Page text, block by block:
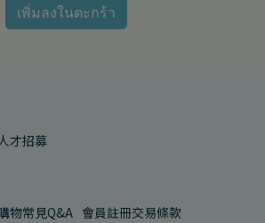
เพิ่มลงในตะกร้า
才招募
物常見Q&A 會員註冊交易條款